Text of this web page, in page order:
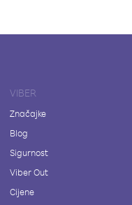
VIBER
Značajke
Blog
Sigurnost
Viber Out
Cijene